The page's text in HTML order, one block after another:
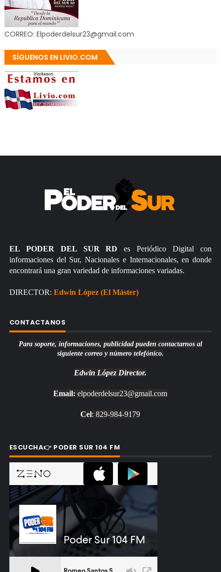
CORREO: Elpoderdelsur23@gmail.com
SÍGUENOS EN LIVIO.COM
EL PODER DEL SUR RD es Periódico Digital con
informaciones del Sur, Nacionales e Internacionales, en donde
encontrará una gran variedad de informaciones variadas.
DIRECTOR: Edwin López (El Máster)
CONTACTANOS
Para soporte, informaciones, publicidad pueden contactarnos al
siguiente correo y número telefónico.
Edwin López Director.
Email: elpoderdelsur23@gmail.com
Cel: 829-984-9179
ESCUCHA👉 PODER SUR 104 FM